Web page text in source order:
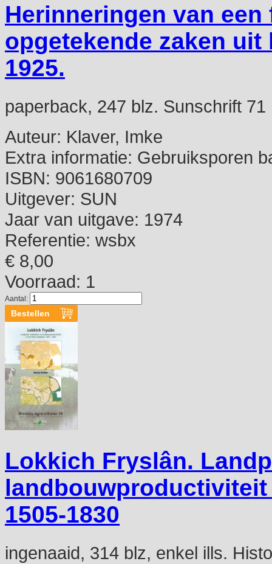
Herinneringen van
opgetekende zaken
1925.
paperback, 247 blz. Sunschrift 71
Auteur: Klaver, Imke
Extra informatie: Gebruiksporen
ISBN: 9061680709
Uitgever: SUN
Jaar van uitgave: 1974
Referentie: wsbx
€ 8,00
Voorraad: 1
Aantal:
Lokkich Fryslân.
1505-1830
ingenaaid, 314 blz, enkel ills.